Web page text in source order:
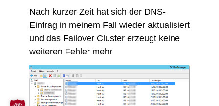
Nach kurzer Zeit hat sich der DNS-
Eintrag in meinem Fall wieder aktualisiert
und das Failover Cluster erzeugt keine
weiteren Fehler mehr